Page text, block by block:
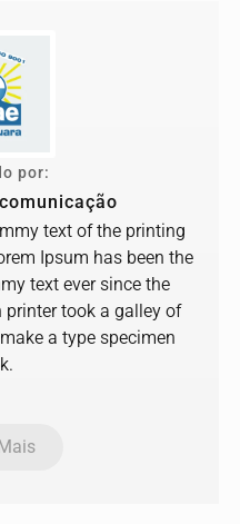
por:
text of the printing
Ipsum has been the
text ever since the
printer took a galley of
a type specimen